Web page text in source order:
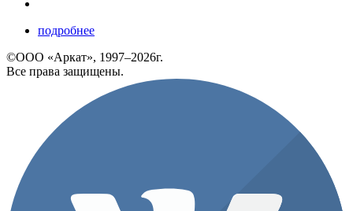
подробнее
©ООО «Аркат», 1997–2026г.
Все права защищены.